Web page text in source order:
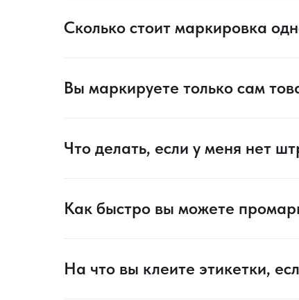
Сколько стоит маркировка
Вы маркируете только сам
Что делать, если у меня нет
Как быстро вы можете
На что вы клеите этикетки,